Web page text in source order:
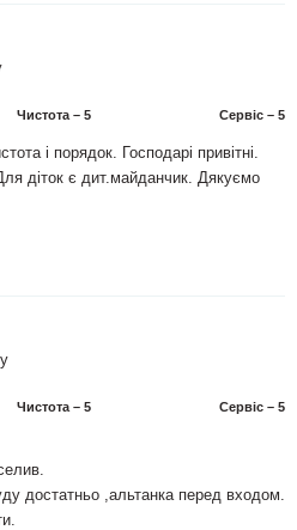
Чистота – 5 Сервіс – 5
і порядок. Господарі привітні.
діток є дит.майданчик. Дякуємо
Чистота – 5 Сервіс – 5
достатньо ,альтанка перед входом.